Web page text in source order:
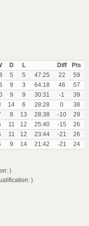
D L Diff
Pts
5 5 47:25 22
59
9 3 64:18 46
57
9 9 30:31 -1
39
14 6 28:28 0
38
8 13 28:38 -10
29
11 12 25:40 -15
26
11 12 23:44 -21
26
9 14 21:42 -21 24
)
)